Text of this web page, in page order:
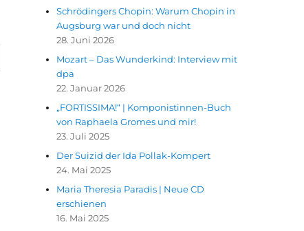
Schrödingers Chopin: Warum Chopin in
Augsburg war und doch nicht
28. Juni 2026
Mozart – Das Wunderkind: Interview mit
dpa
22. Januar 2026
„FORTISSIMA!“ | Komponistinnen-Buch
von Raphaela Gromes und mir!
23. Juli 2025
Der Suizid der Ida Pollak-Kompert
24. Mai 2025
Maria Theresia Paradis | Neue CD
erschienen
16. Mai 2025